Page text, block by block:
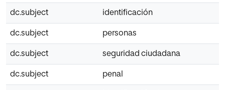
dc.subject identificación
dc.subject personas
dc.subject seguridad ciudadana
dc.subject penal